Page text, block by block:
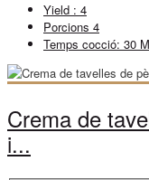
Yield : 4
Porcions 4
Temps cocció: 30
Crema de
i...